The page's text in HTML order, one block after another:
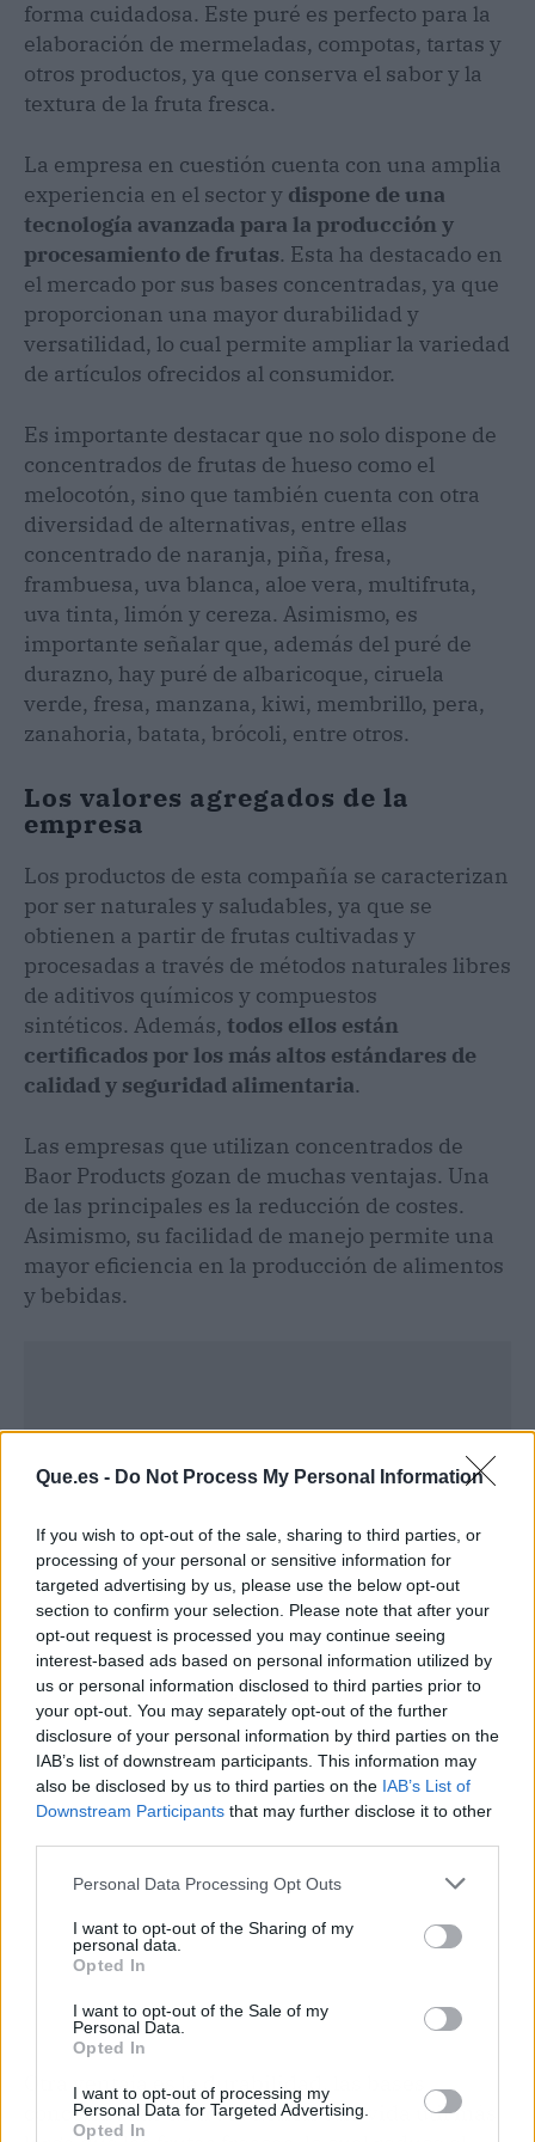
Que.es - Do Not Process My Personal Information
If you wish to opt-out of the sale, sharing to third parties, or
processing of your personal or sensitive information for
targeted advertising by us, please use the below opt-out
section to confirm your selection. Please note that after your
opt-out request is processed you may continue seeing
interest-based ads based on personal information utilized by
us or personal information disclosed to third parties prior to
your opt-out. You may separately opt-out of the further
disclosure of your personal information by third parties on the
IAB’s list of downstream participants. This information may
also be disclosed by us to third parties on the IAB’s List of
Downstream Participants that may further disclose it to other
Personal Data Processing Opt Outs
I want to opt-out of the Sharing of my
personal data.
Opted In
I want to opt-out of the Sale of my
Personal Data.
Opted In
I want to opt-out of processing my
Personal Data for Targeted Advertising.
Opted In
forma cuidadosa. Este puré es perfecto para la
elaboración de mermeladas, compotas, tartas y
otros productos, ya que conserva el sabor y la
textura de la fruta fresca.
La empresa en cuestión cuenta con una amplia
experiencia en el sector y dispone de una
tecnología avanzada para la producción y
procesamiento de frutas. Esta ha destacado en
el mercado por sus bases concentradas, ya que
proporcionan una mayor durabilidad y
versatilidad, lo cual permite ampliar la variedad
de artículos ofrecidos al consumidor.
Es importante destacar que no solo dispone de
concentrados de frutas de hueso como el
melocotón, sino que también cuenta con otra
diversidad de alternativas, entre ellas
concentrado de naranja, piña, fresa,
frambuesa, uva blanca, aloe vera, multifruta,
uva tinta, limón y cereza. Asimismo, es
importante señalar que, además del puré de
durazno, hay puré de albaricoque, ciruela
verde, fresa, manzana, kiwi, membrillo, pera,
zanahoria, batata, brócoli, entre otros.
Los valores agregados de la
empresa
Los productos de esta compañía se caracterizan
por ser naturales y saludables, ya que se
obtienen a partir de frutas cultivadas y
procesadas a través de métodos naturales libres
de aditivos químicos y compuestos
sintéticos. Además, todos ellos están
certificados por los más altos estándares de
calidad y seguridad alimentaria.
Las empresas que utilizan concentrados de
Baor Products gozan de muchas ventajas. Una
de las principales es la reducción de costes.
Asimismo, su facilidad de manejo permite una
mayor eficiencia en la producción de alimentos
y bebidas.
Otra ventaja es la durabilidad, las bases
concentradas de fruta tienen una vida útil más